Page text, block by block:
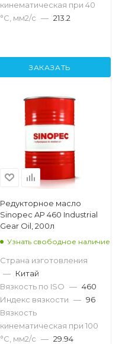
кинематическая при 40
°С, мм2/с — 213.2
ЗАКАЗАТЬ
Редукторное масло
Sinopec AP 460 Industrial
Gear Oil, 200л
Узнать свободное наличие
Страна изготовления
— Китай
Вязкость по ISO — 460
Индекс вязкости — 96
Вязкость
кинематическая при 100
°С, мм2/с — 29.94